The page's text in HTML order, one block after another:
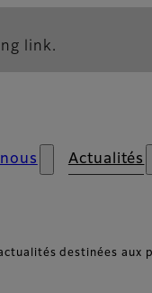
link.
Actualités
destinées aux